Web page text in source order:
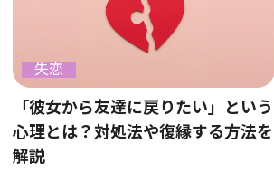
失恋
「彼女から友達に戻りたい」という
心理とは？対処法や復縁する方法を
解説